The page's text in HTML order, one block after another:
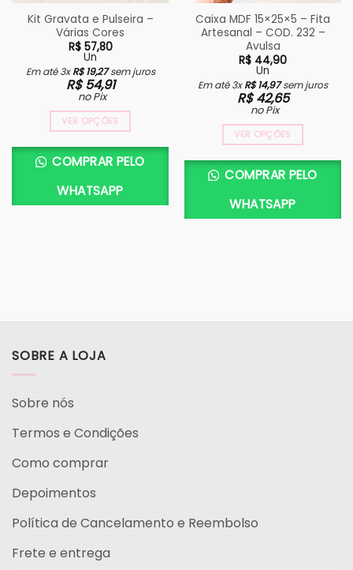
Kit Gravata e Pulseira –
Várias Cores
R$57,80
Un
Em até 3xR$19,27sem juros
R$54,91
no Pix
VER OPÇÕES
COMPRAR PELO
WHATSAPP
Caixa MDF 15×25×5 – Fita
Artesanal – COD. 232 –
Avulsa
R$ 44,90
Un
Em até 3xR$14,97sem juros
R$42,65
no Pix
VER OPÇÕES
COMPRAR PELO
WHATSAPP
SOBRE A LOJA
Sobre nós
Termos e Condições
Como comprar
Depoimentos
Política de Cancelamento e Reembolso
Frete e entrega